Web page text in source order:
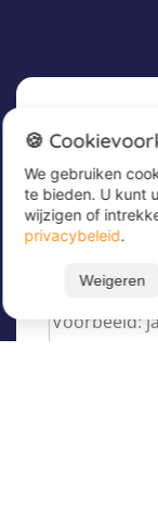
Meld u nu
geweldige
hoogte te
Voer hier
🍪
We gebruiken
te bieden. U kunt
wijzigen of
privacybeleid.
Weigeren